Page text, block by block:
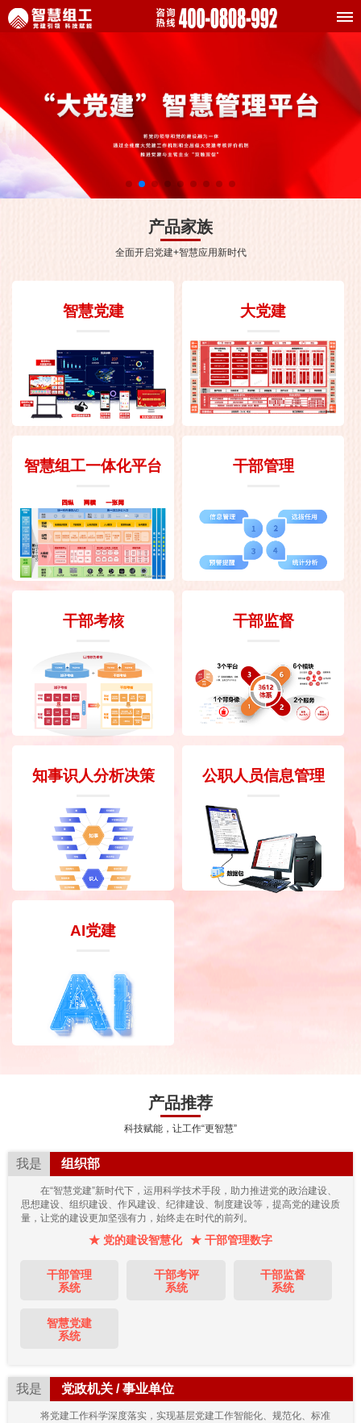
产品家族
全面开启党建+智慧应用新时代
智慧党建 大党建
智慧组工一体化平台 干部管理
干部考核 干部监督
知事识人分析决策 公职人员信息管理
AI党建
产品推荐
科技赋能，让工作“更智慧”
我是 组织部
在“智慧党建”新时代下，运用科学技术手段，助力推进党的政治建设、
思想建设、组织建设、作风建设、纪律建设、制度建设等，提高党的建设质
量，让党的建设更加坚强有力，始终走在时代的前列。
★ 党的建设智慧化 ★ 干部管理数字
干部管理
系统
干部考评
系统
干部监督
系统
智慧党建
系统
我是 党政机关 / 事业单位
将党建工作科学深度落实，实现基层党建工作智能化、规范化、标准